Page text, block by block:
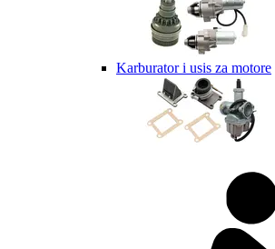
Karburator i usis za motore